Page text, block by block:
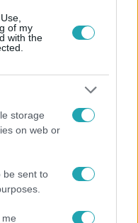
of my
with the
storage
on web or
be sent to
RTL